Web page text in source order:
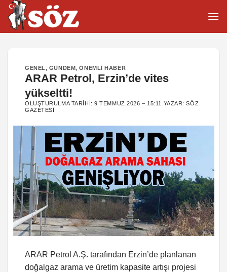
İçeriğe
atla
GENEL, GÜNDEM,ÖNEMLI HABER
ARAR Petrol, Erzin’de vites
yükseltti!
OLUŞTURULMA TARIHI:9 TEMMUZ 2026 – 15:11 YAZAR:SÖZ
GAZETESI
ARAR Petrol A.Ş. tarafından Erzin’de planlanan
doğalgaz arama ve üretim kapasite artışı projesi